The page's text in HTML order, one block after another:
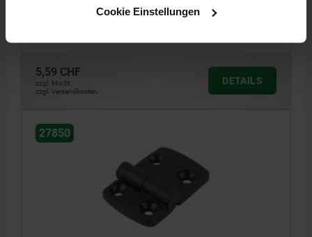
Cookie Einstellungen
F1 N=800 F2 N =240
5,59 CHF
zzgl. MwSt.
zzgl. Versandkosten
DETAILS
27850